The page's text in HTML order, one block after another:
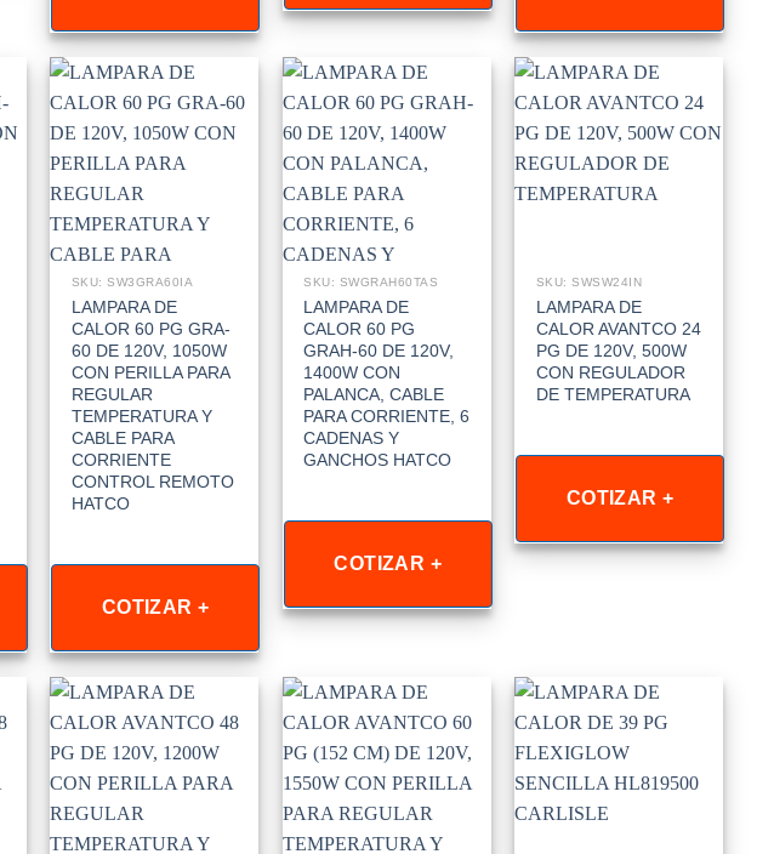
SKU: SW3GRA60IA
LAMPARA DE
CALOR 60 PG GRA-
60 DE 120V, 1050W
CON PERILLA PARA
REGULAR
TEMPERATURA Y
CABLE PARA
CORRIENTE
CONTROL REMOTO
HATCO
COTIZAR +
SKU: SWGRAH60TAS
LAMPARA DE
CALOR 60 PG
GRAH-60 DE 120V,
1400W CON
PALANCA, CABLE
PARA CORRIENTE, 6
CADENAS Y
GANCHOS HATCO
COTIZAR +
SKU: SWSW24IN
LAMPARA DE
CALOR AVANTCO 24
PG DE 120V, 500W
CON REGULADOR
DE TEMPERATURA
COTIZAR +